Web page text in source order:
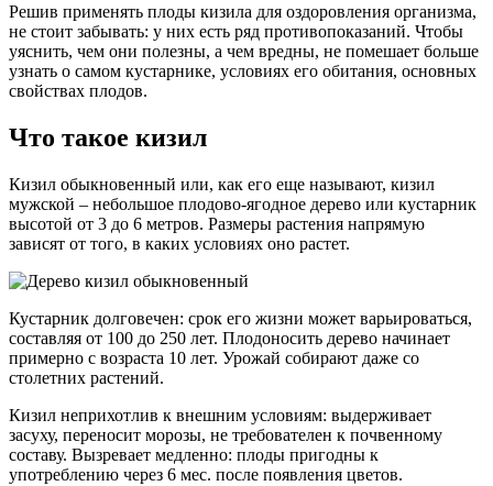
Решив применять плоды кизила для оздоровления организма,
не стоит забывать: у них есть ряд противопоказаний. Чтобы
уяснить, чем они полезны, а чем вредны, не помешает больше
узнать о самом кустарнике, условиях его обитания, основных
свойствах плодов.
Что такое кизил
Кизил обыкновенный или, как его еще называют, кизил
мужской – небольшое плодово-ягодное дерево или кустарник
высотой от 3 до 6 метров. Размеры растения напрямую
зависят от того, в каких условиях оно растет.
Кустарник долговечен: срок его жизни может варьироваться,
составляя от 100 до 250 лет. Плодоносить дерево начинает
примерно с возраста 10 лет. Урожай собирают даже со
столетних растений.
Кизил неприхотлив к внешним условиям: выдерживает
засуху, переносит морозы, не требователен к почвенному
составу. Вызревает медленно: плоды пригодны к
употреблению через 6 мес. после появления цветов.